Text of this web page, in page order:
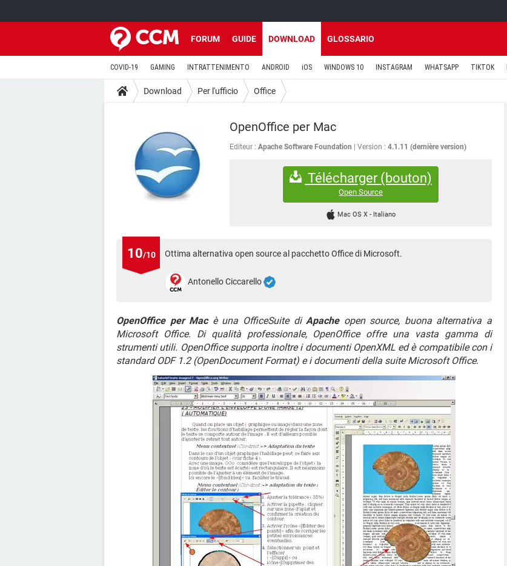
FORUM GUIDE DOWNLOAD GLOSSARIO
COVID-19 GAMING INTRATTENIMENTO ANDROID iOS WINDOWS 10 INSTAGRAM WHATSAPP TIKTOK
Download Per l'ufficio Office
OpenOffice per Mac
Editeur : Apache Software Foundation Version : 4.1.11 (dernière version)
Télécharger (bouton)
Open Source
Mac OS X- Italiano
10/10 Ottima alternativa open source al pacchetto Office di Microsoft.
Antonello Ciccarello
OpenOffice per Macè una OfficeSuite diApacheopen source, buona alternativa a
Microsoft Office. Di qualità professionale, OpenOffice offre una vasta gamma di
strumenti utili. OpenOffice supporta inoltre i documenti OpenXML ed è compatibile con i
standard ODF 1.2 (OpenDocument Format) e i documenti della suite Microsoft Office.